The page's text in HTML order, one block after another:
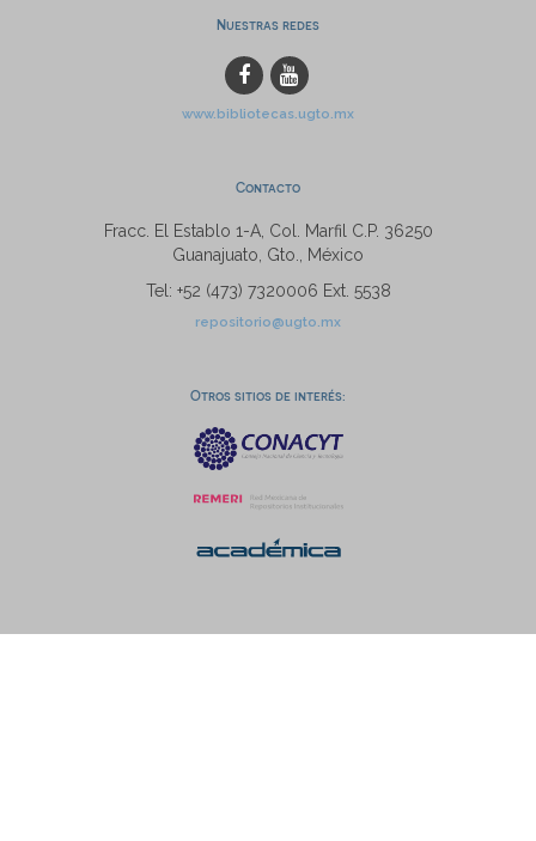
Nuestras redes
www.bibliotecas.ugto.mx
Contacto
Fracc. El Establo 1-A, Col. Marfil C.P. 36250
Guanajuato, Gto., México
Tel: +52 (473) 7320006 Ext. 5538
repositorio@ugto.mx
Otros sitios de interés: